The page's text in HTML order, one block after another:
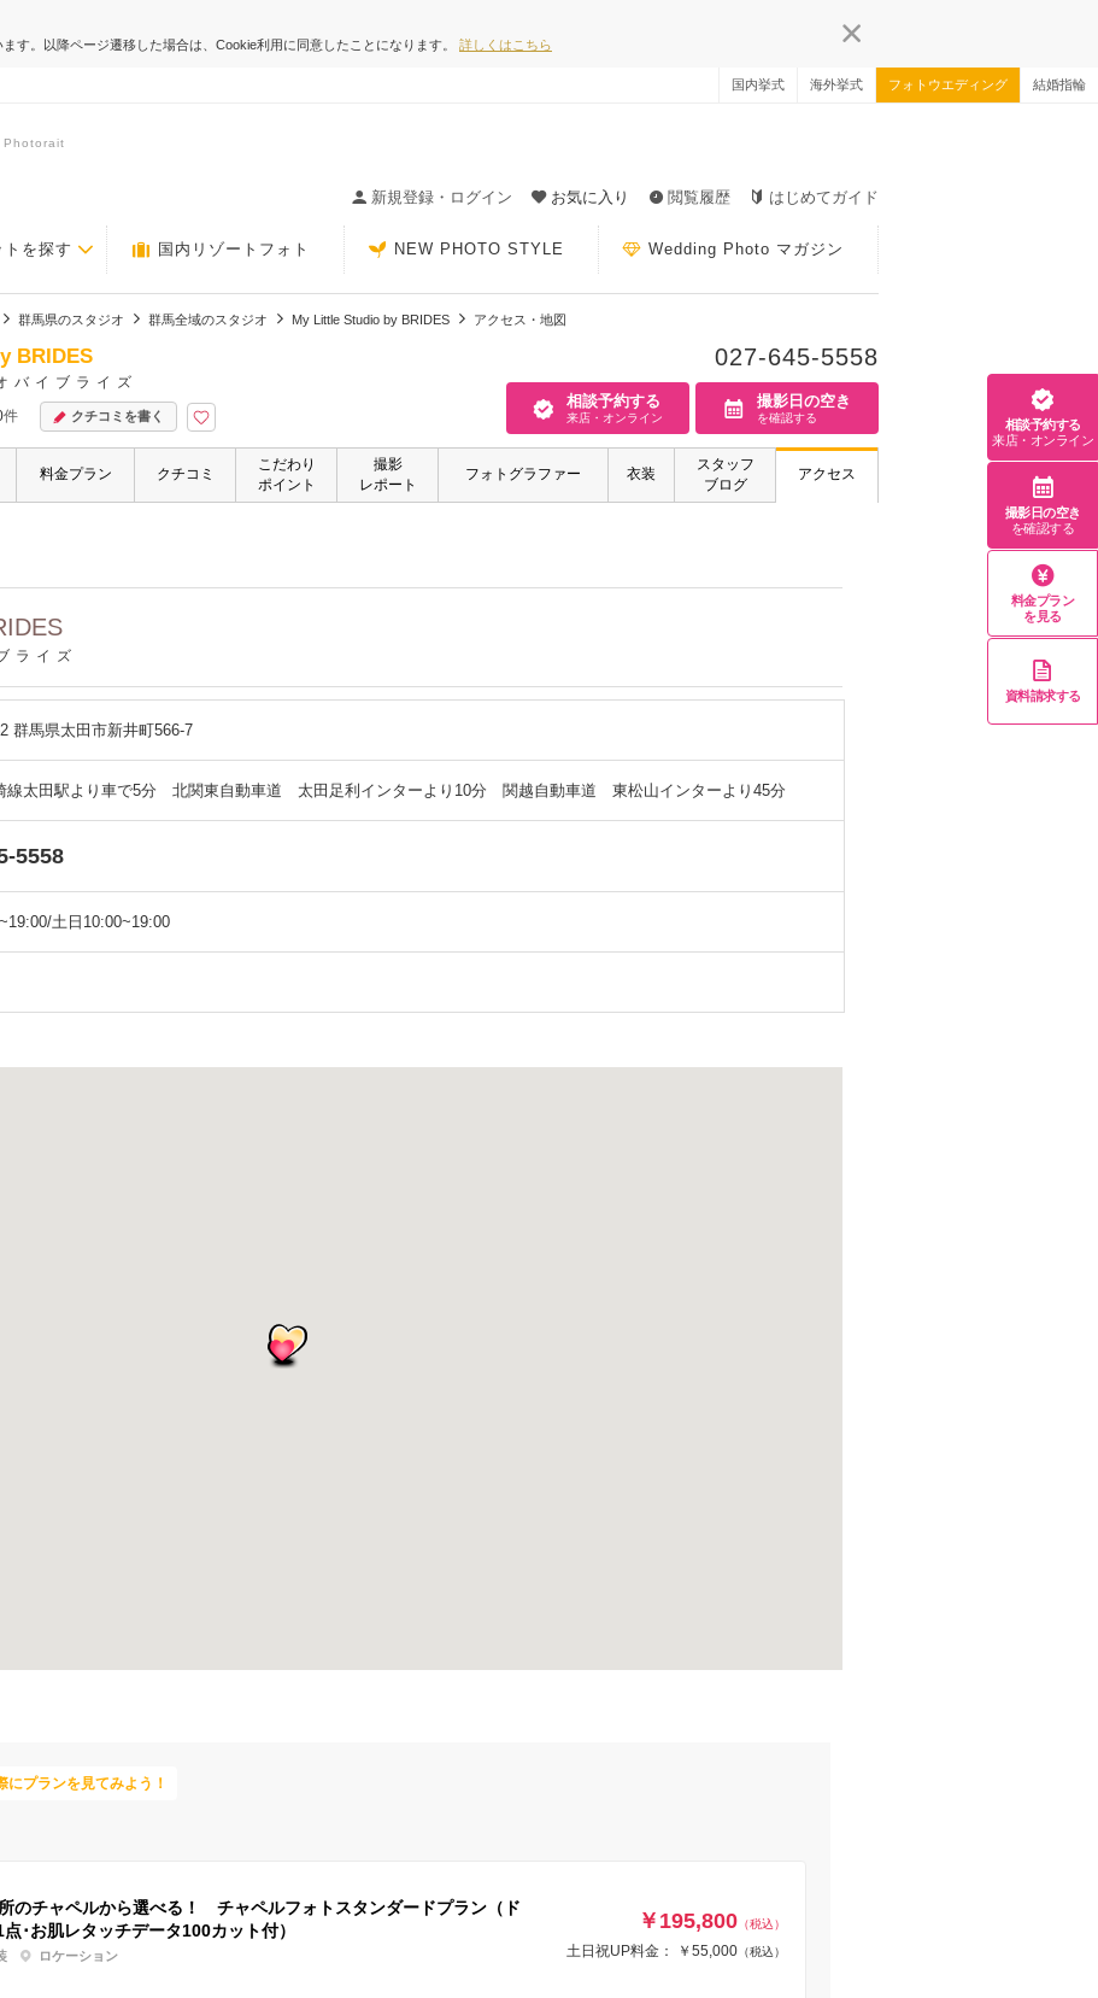
す。以降ページ遷移した場合は、Cookie利用に同意したことになります。 詳しくはこちら
国内挙式 海外挙式 フォトウエディング 結婚指輪
Photorait
新規登録・ログイン
お気に入り 閲覧履歴 はじめてガイド
トを探す 国内リゾートフォト NEW PHOTO STYLE Wedding Photo マガジン
群馬県のスタジオ 群馬全域のスタジオ My Little Studio by BRIDES アクセス・地図
BRIDES
バイブライズ
件 クチコミを書く
027-645-5558
相談予約する
来店・オンライン
撮影日の空き
を確認する
料金プラン クチコミ
こだわり
ポイント
撮影
レポート
フォトグラファー 衣装
スタッフ
ブログ
アクセス
ライズ
群馬県太田市新井町566-7
線太田駅より車で5分 北関東自動車道 太田足利インターより10分 関越自動車道 東松山インターより45分
5558
土日10:00~19:00
プランを見てみよう！
のチャペルから選べる！ チャペルフォトスタンダードプラン（ド
点･お肌レタッチデータ100カット付）
ロケーション
￥195,800 （税込）
土日祝UP料金： ￥55,000 （税込）
相談予約する
来店・オンライン
撮影日の空き
を確認する
料金プラン
を見る
資料請求する